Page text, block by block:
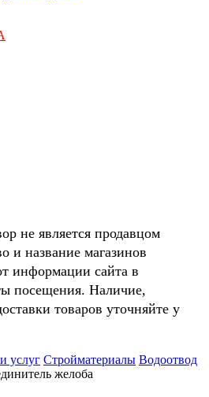
не является продавцом
и название магазинов
информации сайта в
посещения. Наличие,
товаров уточняйте у
услуг Стройматериалы Водоотвод
желоба